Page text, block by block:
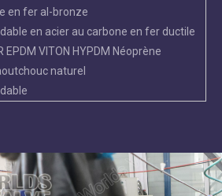
en fer al-bronze
en acier au carbone en fer ductile
EPDM VITON HYPDM Néoprène
naturel